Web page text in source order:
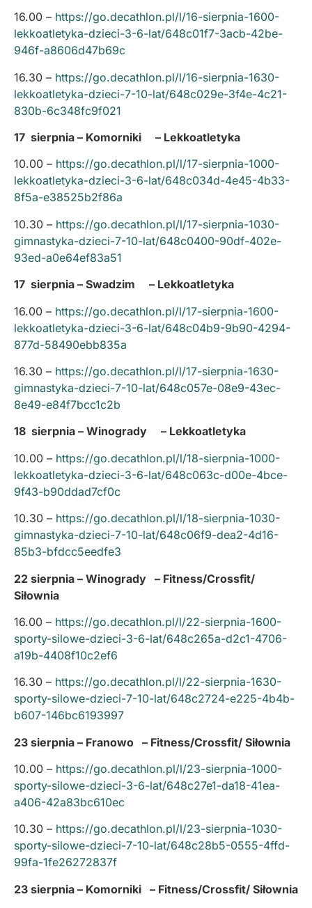
16.00 – https://go.decathlon.pl/l/16-sierpnia-1600-
lekkoatletyka-dzieci-3-6-lat/648c01f7-3acb-42be-
946f-a8606d47b69c
16.30 – https://go.decathlon.pl/l/16-sierpnia-1630-
lekkoatletyka-dzieci-7-10-lat/648c029e-3f4e-4c21-
830b-6c348fc9f021
17 sierpnia – Komorniki – Lekkoatletyka
10.00 – https://go.decathlon.pl/l/17-sierpnia-1000-
lekkoatletyka-dzieci-3-6-lat/648c034d-4e45-4b33-
8f5a-e38525b2f86a
10.30 – https://go.decathlon.pl/l/17-sierpnia-1030-
gimnastyka-dzieci-7-10-lat/648c0400-90df-402e-
93ed-a0e64ef83a51
17 sierpnia – Swadzim – Lekkoatletyka
16.00 – https://go.decathlon.pl/l/17-sierpnia-1600-
lekkoatletyka-dzieci-3-6-lat/648c04b9-9b90-4294-
877d-58490ebb835a
16.30 – https://go.decathlon.pl/l/17-sierpnia-1630-
gimnastyka-dzieci-7-10-lat/648c057e-08e9-43ec-
8e49-e84f7bcc1c2b
18 sierpnia – Winogrady – Lekkoatletyka
10.00 – https://go.decathlon.pl/l/18-sierpnia-1000-
lekkoatletyka-dzieci-3-6-lat/648c063c-d00e-4bce-
9f43-b90ddad7cf0c
10.30 – https://go.decathlon.pl/l/18-sierpnia-1030-
gimnastyka-dzieci-7-10-lat/648c06f9-dea2-4d16-
85b3-bfdcc5eedfe3
22 sierpnia – Winogrady – Fitness/Crossfit/
Siłownia
16.00 – https://go.decathlon.pl/l/22-sierpnia-1600-
sporty-silowe-dzieci-3-6-lat/648c265a-d2c1-4706-
a19b-4408f10c2ef6
16.30 – https://go.decathlon.pl/l/22-sierpnia-1630-
sporty-silowe-dzieci-7-10-lat/648c2724-e225-4b4b-
b607-146bc6193997
23 sierpnia – Franowo – Fitness/Crossfit/ Siłownia
10.00 – https://go.decathlon.pl/l/23-sierpnia-1000-
sporty-silowe-dzieci-3-6-lat/648c27e1-da18-41ea-
a406-42a83bc610ec
10.30 – https://go.decathlon.pl/l/23-sierpnia-1030-
sporty-silowe-dzieci-7-10-lat/648c28b5-0555-4ffd-
99fa-1fe26272837f
23 sierpnia – Komorniki – Fitness/Crossfit/ Siłownia